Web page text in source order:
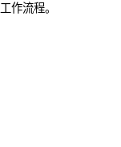
作流程。